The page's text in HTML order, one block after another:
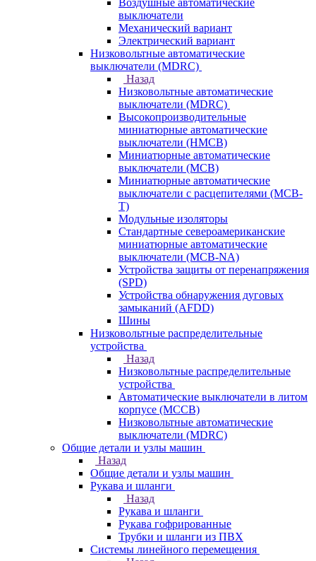
Воздушные автоматические
выключатели
Механический вариант
Электрический вариант
Низковольтные автоматические
выключатели (MDRC)
Назад
Низковольтные автоматические
выключатели (MDRC)
Высокопроизводительные
миниатюрные автоматические
выключатели (HMCB)
Миниатюрные автоматические
выключатели (MCB)
Миниатюрные автоматические
выключатели с расцепителями (MCB-
T)
Модульные изоляторы
Стандартные североамериканские
миниатюрные автоматические
выключатели (MCB-NA)
Устройства защиты от перенапряжения
(SPD)
Устройства обнаружения дуговых
замыканий (AFDD)
Шины
Низковольтные распределительные
устройства
Назад
Низковольтные распределительные
устройства
Автоматические выключатели в литом
корпусе (MCCB)
Низковольтные автоматические
выключатели (MDRC)
Общие детали и узлы машин
Назад
Общие детали и узлы машин
Рукава и шланги
Назад
Рукава и шланги
Рукава гофрированные
Трубки и шланги из ПВХ
Системы линейного перемещения